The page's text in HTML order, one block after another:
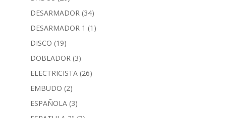
DESARMADOR (34)
DESARMADOR 1 (1)
DISCO (19)
DOBLADOR (3)
ELECTRICISTA (26)
EMBUDO (2)
ESPAÑOLA (3)